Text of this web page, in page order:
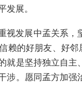
发展。
视发展中孟关系
赖的好朋友、好
就是坚持独立自
涉。愿同孟方加